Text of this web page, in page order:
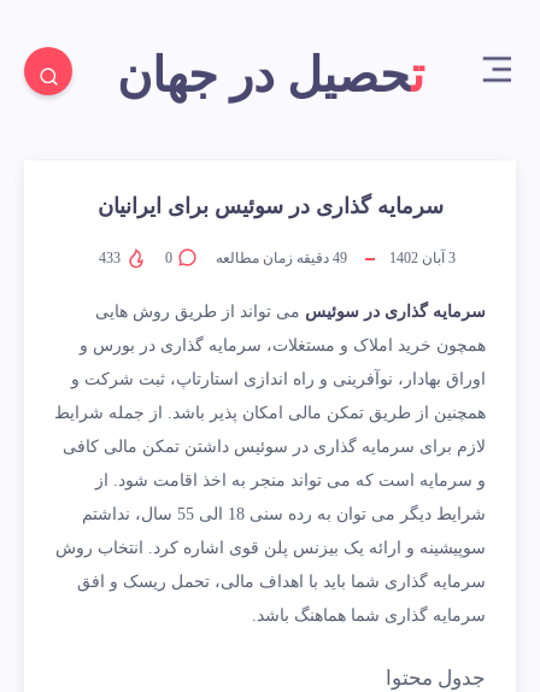
تحصیل در جهان
سرمایه گذاری در سوئیس برای ایرانیان
3 آبان 1402 49 دقیقه زمان مطالعه 0
سرمایه گذاری در سوئیس می تواند از طریق روش هایی
همچون خرید املاک و مستغلات، سرمایه گذاری در بورس و
اوراق بهادار، نوآفرینی و راه اندازی استارتاپ، ثبت شرکت و
همچنین از طریق تمکن مالی امکان پذیر باشد. از جمله شرایط
لازم برای سرمایه گذاری در سوئیس داشتن تمکن مالی کافی
و سرمایه است که می تواند منجر به اخذ اقامت شود. از
شرایط دیگر می توان به رده سنی 18 الی 55 سال، نداشتم
سوپیشینه و ارائه یک بیزنس پلن قوی اشاره کرد. انتخاب روش
سرمایه گذاری شما باید با اهداف مالی، تحمل ریسک و افق
سرمایه گذاری شما هماهنگ باشد.
جدول محتوا